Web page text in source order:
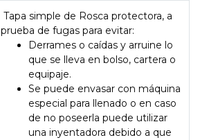
Tapa simple de Rosca protectora, a
prueba de fugas para evitar:
Derrames o caídas y arruine lo
que se lleva en bolso, cartera o
equipaje.
Se puede envasar con máquina
especial para llenado o en caso
de no poseerla puede utilizar
una inyentadora debido a que